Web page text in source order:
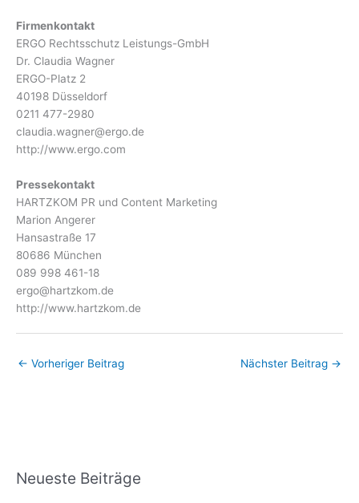
Firmenkontakt
ERGO Rechtsschutz Leistungs-GmbH
Dr. Claudia Wagner
ERGO-Platz 2
40198 Düsseldorf
0211 477-2980
claudia.wagner@ergo.de
http://www.ergo.com
Pressekontakt
HARTZKOM PR und Content Marketing
Marion Angerer
Hansastraße 17
80686 München
089 998 461-18
ergo@hartzkom.de
http://www.hartzkom.de
← Vorheriger Beitrag Nächster Beitrag →
Neueste Beiträge